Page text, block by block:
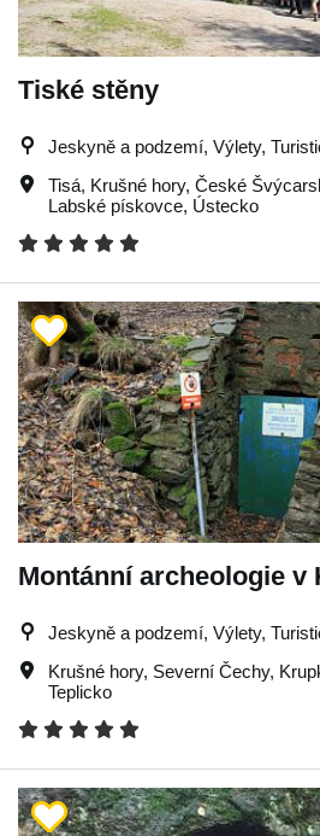
Tiské stěny
Jeskyně a podzemí, Výlety,
Tisá, Krušné hory, České
Labské pískovce, Ústecko
Montánní archeologie v
Jeskyně a podzemí, Výlety,
Krušné hory, Severní Čechy,
Teplicko